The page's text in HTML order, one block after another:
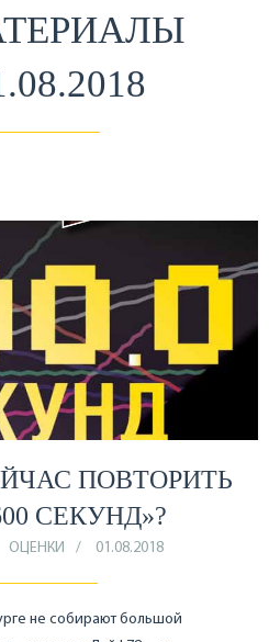
ПОВТОРИТЬ
СЕКУНД»?
ОЦЕНКИ 01.08.2018
не собирают большой